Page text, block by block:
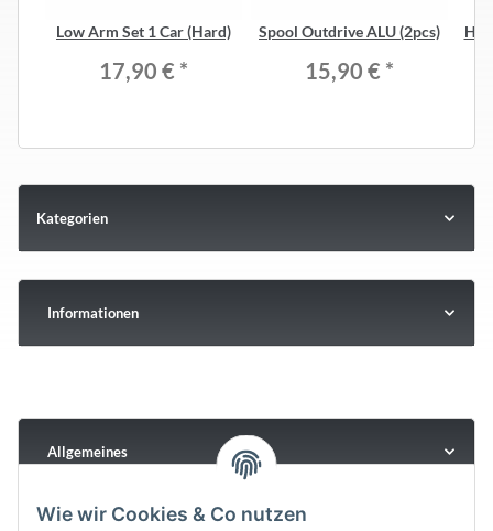
Low Arm Set 1 Car (Hard)
17,90 € *
Spool Outdrive ALU (2pcs)
15,90 € *
Kategorien
Informationen
Allgemeines
Wie wir Cookies & Co nutzen